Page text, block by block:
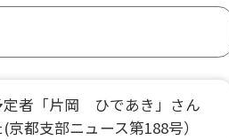
定者「片岡 ひであき」さん
都支部ニュース第188号）